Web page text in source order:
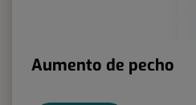
Aumento de pecho